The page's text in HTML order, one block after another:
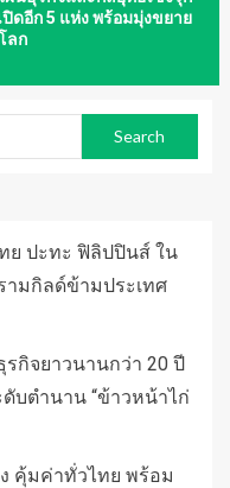
ปิดอีก 5 แห่ง พร้อมมุ่งขยาย
ลก
ทย ปะทะ ฟิลิปปินส์ ใน
รามกิลด์ข้ามประเทศ
รกิจยาวนานกว่า 20 ปี
บตำนาน “ข้าวหน้าไก่
ง คุ้มค่าทั่วไทย พร้อม